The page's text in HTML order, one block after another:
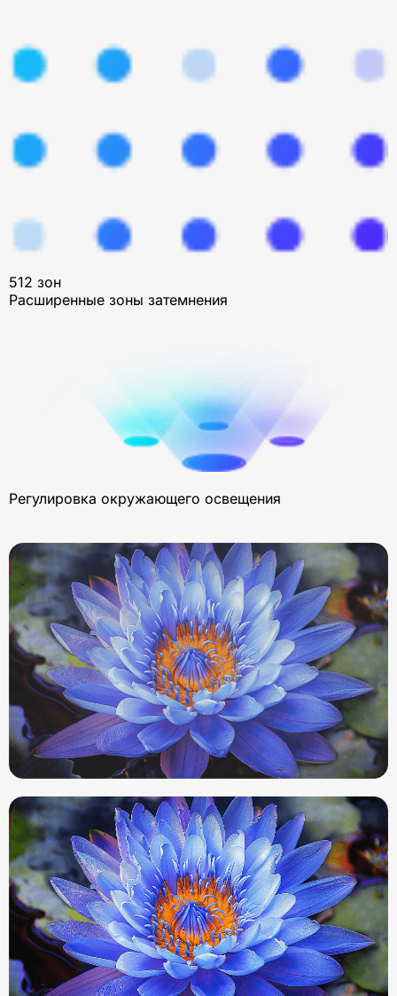
512 зон
Расширенные зоны затемнения
Регулировка окружающего освещения